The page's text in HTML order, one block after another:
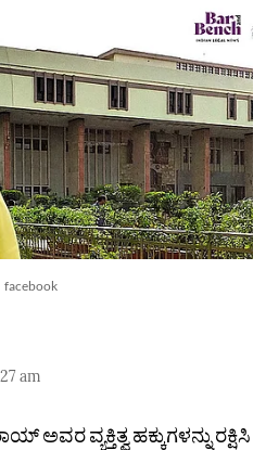
facebook
am
ವ್ಯಕ್ತಿತ್ವ ಹಕ್ಕುಗಳನ್ನು ರಕ್ಷಿಸಿ